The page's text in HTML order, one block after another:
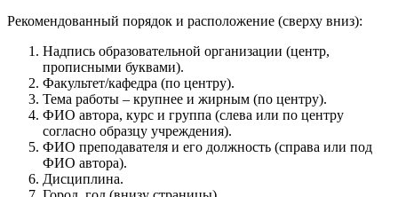
Рекомендованный порядок и расположение (сверху вниз):
Надпись образовательной организации (центр,
прописными буквами).
Факультет/кафедра (по центру).
Тема работы – крупнее и жирным (по центру).
ФИО автора, курс и группа (слева или по центру
согласно образцу учреждения).
ФИО преподавателя и его должность (справа или под
ФИО автора).
Дисциплина.